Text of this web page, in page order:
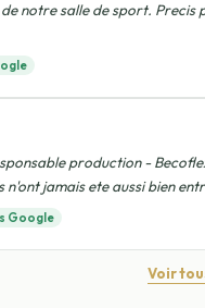
notre salle de sport. Precis
production -
n'ont jamais ete aussi bien
Google
Voir